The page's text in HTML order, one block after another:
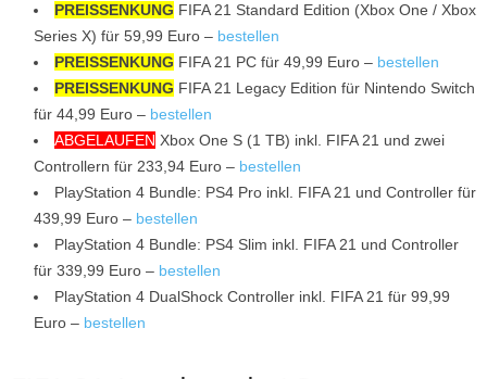
PREISSENKUNG FIFA 21 Standard Edition (Xbox One / Xbox
Series X) für 59,99 Euro – bestellen
PREISSENKUNG FIFA 21 PC für 49,99 Euro – bestellen
PREISSENKUNG FIFA 21 Legacy Edition für Nintendo Switch
für 44,99 Euro – bestellen
ABGELAUFEN Xbox One S (1 TB) inkl. FIFA 21 und zwei
Controllern für 233,94 Euro – bestellen
PlayStation 4 Bundle: PS4 Pro inkl. FIFA 21 und Controller für
439,99 Euro – bestellen
PlayStation 4 Bundle: PS4 Slim inkl. FIFA 21 und Controller
für 339,99 Euro – bestellen
PlayStation 4 DualShock Controller inkl. FIFA 21 für 99,99
Euro – bestellen